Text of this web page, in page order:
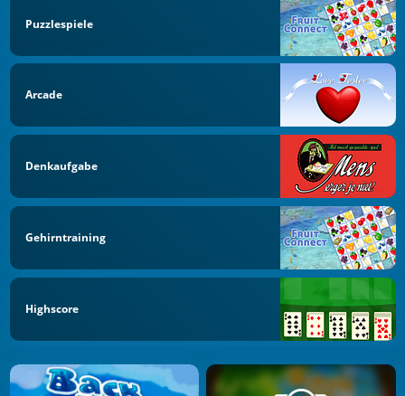
Puzzlespiele
Arcade
Denkaufgabe
Gehirntraining
Highscore